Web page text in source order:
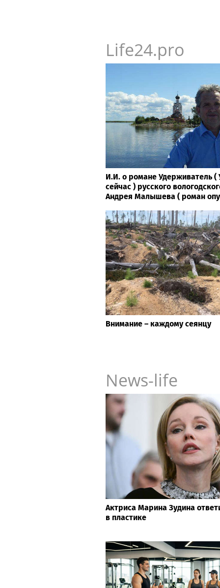
Life24.pro
И.И. о романе Удерживатель
сейчас ) русского
Андрея Малышева ( роман
Внимание – каждому сеянцу
News-life
Актриса Марина Зудина
в пластике